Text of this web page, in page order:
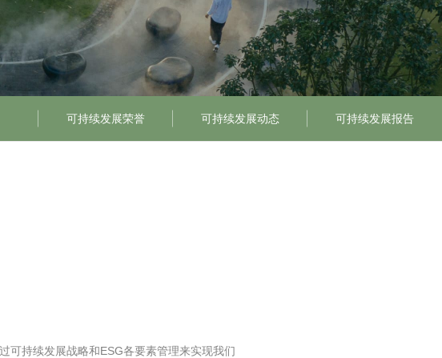
可持续发展荣誉 可持续发展动态 可持续发展报告
可持续发展战略和ESG各要素管理来实现我们